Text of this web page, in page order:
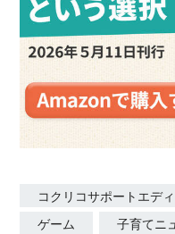
コクリコサポートエデ
ゲーム
子育てニ